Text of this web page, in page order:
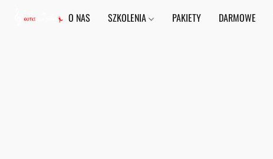
O NAS SZKOLENIA PAKIETY DARMOWE